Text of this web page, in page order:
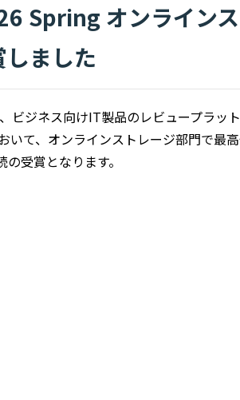
Spring オンライン
しました
ビジネス向けIT製品のレビュープラッ
て、オンラインストレージ部門で最
受賞となります。